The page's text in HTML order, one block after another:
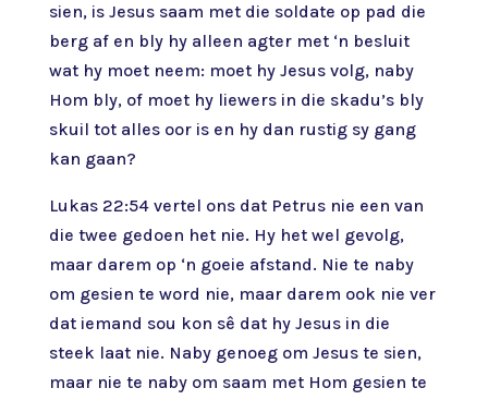
sien, is Jesus saam met die soldate op pad die
berg af en bly hy alleen agter met ‘n besluit
wat hy moet neem: moet hy Jesus volg, naby
Hom bly, of moet hy liewers in die skadu’s bly
skuil tot alles oor is en hy dan rustig sy gang
kan gaan?
Lukas 22:54 vertel ons dat Petrus nie een van
die twee gedoen het nie. Hy het wel gevolg,
maar darem op ‘n goeie afstand. Nie te naby
om gesien te word nie, maar darem ook nie ver
dat iemand sou kon sê dat hy Jesus in die
steek laat nie. Naby genoeg om Jesus te sien,
maar nie te naby om saam met Hom gesien te